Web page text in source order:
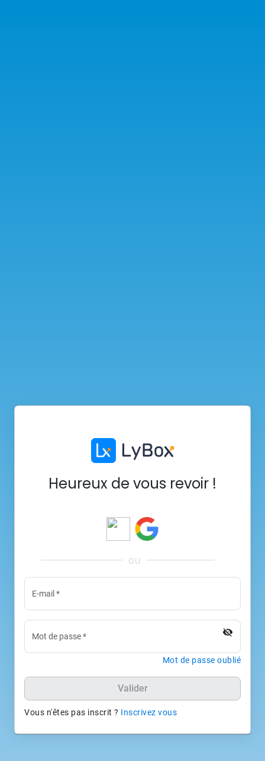
Heureux de vous revoir !
E-mail *
Mot de passe* visibility_off
Mot de passe oublié
Valider
Vous n'êtes pas inscrit ? Inscrivez vous